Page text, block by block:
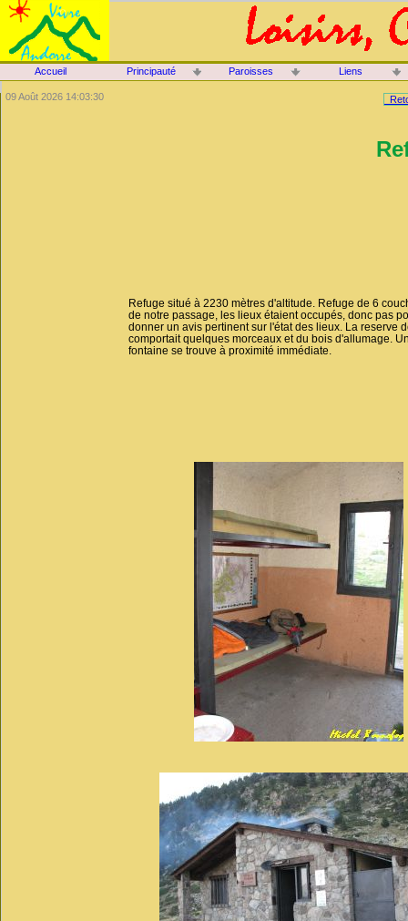
Refuge situé à 2230 mètres d'altitude. Refuge de 6
de notre passage, les lieux étaient occupés, donc pas
donner un avis pertinent sur l'état des lieux. La reserve
comportait quelques morceaux et du bois d'allumage.
fontaine se trouve à proximité immédiate.
09 Août 2026 14:03:30
Accueil Principauté Paroisses Liens